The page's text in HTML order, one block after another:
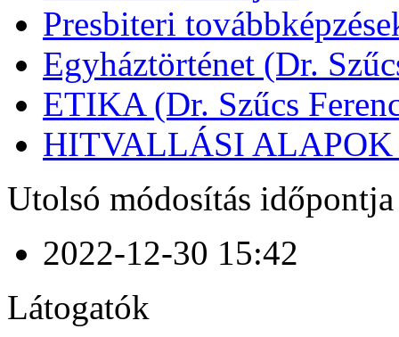
Presbiteri
Egyháztörténet (Dr.
ETIKA (Dr. Szűcs
HITVALLÁSI ALAPOK
Utolsó módosítás időpontja
2022-12-30 15:42
Látogatók